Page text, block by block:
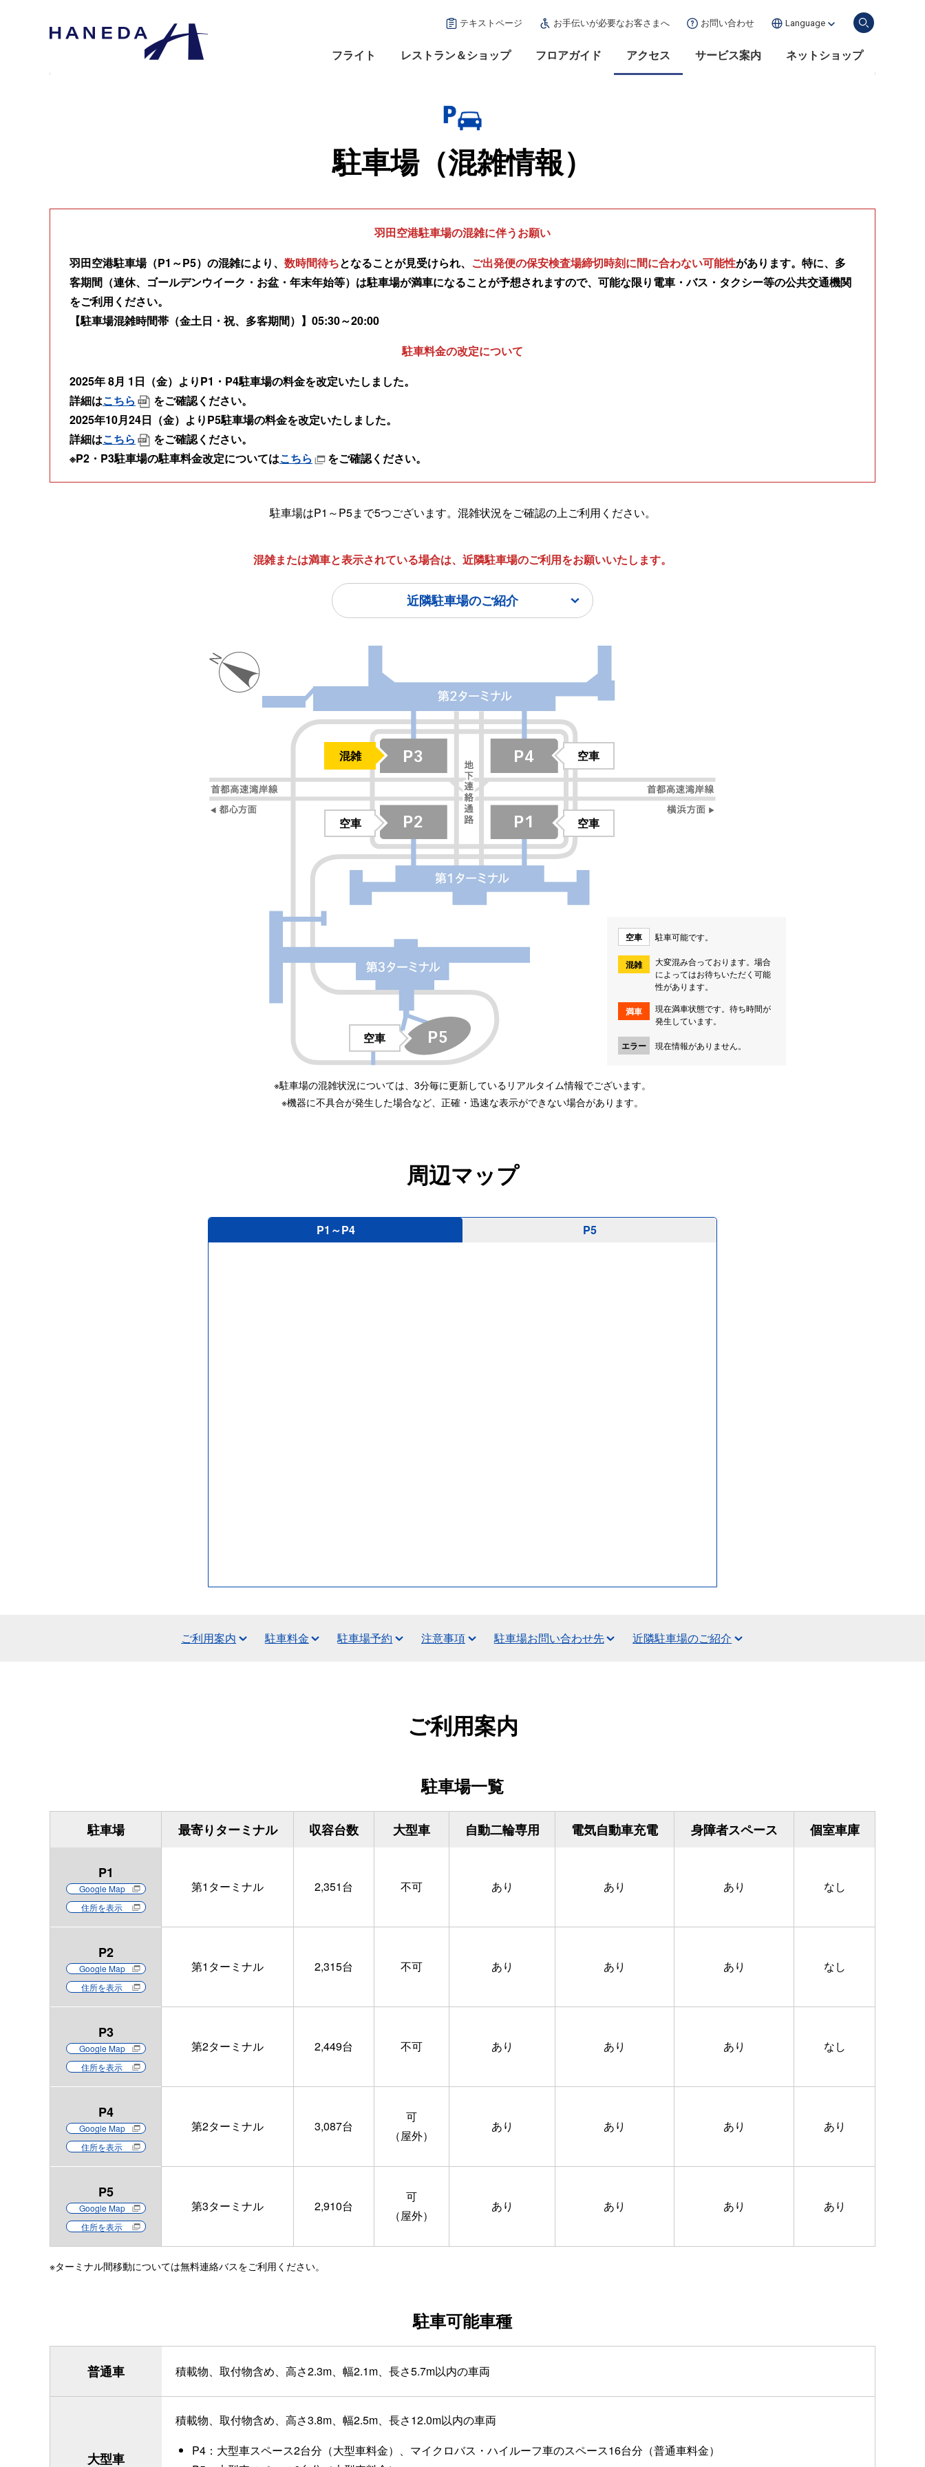
フライト レストラン＆ショップ フロアガイド アクセス サービス案内 ネットショップ
テキストページ お手伝いが必要なお客さまへ お問い合わせ Language
駐車場（混雑情報）
羽田空港駐車場の混雑に伴うお願い
羽田空港駐車場（P1～P5）の混雑により、 数時間待ちとなることが見受けられ、 ご出発便の保安検査場締切時刻に間に合わない可能性があります。特に、多
客期間（連休、ゴールデンウイーク・お盆・年末年始等）は駐車場が満車になることが予想されますので、可能な限り電車・バス・タクシー等の公共交通機関
をご利用ください。
【駐車場混雑時間帯（金土日・祝、多客期間）】05:30～20:00
駐車料金の改定について
2025年 8月 1日（金）よりP1・P4駐車場の料金を改定いたしました。
詳細はこちら
をご確認ください。
2025年10月24日（金）よりP5駐車場の料金を改定いたしました。
詳細はこちら
をご確認ください。
※P2・P3駐車場の駐車料金改定についてはこちら をご確認ください。
駐車場はP1～P5まで5つございます。混雑状況をご確認の上ご利用ください。
混雑または満車と表示されている場合は、近隣駐車場のご利用をお願いいたします。
近隣駐車場のご紹介
P3
P2
空車
空車
混雑 空車
空車
空車 駐車可能です。
混雑
大変混み合っております。場合
によってはお待ちいただく可能
性があります。
満車
現在満車状態です。待ち時間が
発生しています。
エラー 現在情報がありません。
駐車場の混雑状況については、3分毎に更新しているリアルタイム情報でございます。
機器に不具合が発生した場合など、正確・迅速な表示ができない場合があります。
周辺マップ
P1～P4 P5
ご利用案内 駐車料金 駐車場予約 注意事項 駐車場お問い合わせ先 近隣駐車場のご紹介
ご利用案内
駐車場一覧
駐車場 最寄りターミナル 収容台数 大型車 自動二輪専用 電気自動車充電 身障者スペース 個室車庫
P1
Google Map
住所を表示
第1ターミナル 2,351台 不可 あり あり あり なし
P2
Google Map
住所を表示
第1ターミナル 2,315台 不可 あり あり あり なし
P3
Google Map
住所を表示
第2ターミナル 2,449台 不可 あり あり あり なし
P4
Google Map
住所を表示
第2ターミナル 3,087台
可
（屋外）
あり あり あり あり
P5
Google Map
住所を表示
第3ターミナル 2,910台
可
（屋外）
あり あり あり あり
ターミナル間移動については無料連絡バスをご利用ください。
駐車可能車種
普通車 積載物、取付物含め、高さ2.3m、幅2.1m、長さ5.7m以内の車両
大型車
積載物、取付物含め、高さ3.8m、幅2.5m、長さ12.0m以内の車両
P4：大型車スペース2台分（大型車料金）、マイクロバス・ハイルーフ車のスペース16台分（普通車料金）